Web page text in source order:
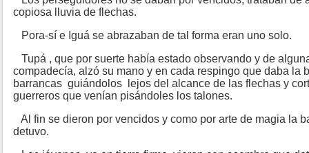
copiosa lluvia de flechas.
Pora-sí e Iguá se abrazaban de tal forma eran uno solo.
Tupá , que por suerte había estado observando y de
compadecía, alzó su mano y en cada respingo que daba la
barrancas guiándolos lejos del alcance de las flechas y
guerreros que venían pisándoles los talones.
Al fin se dieron por vencidos y como por arte de magia la
detuvo.